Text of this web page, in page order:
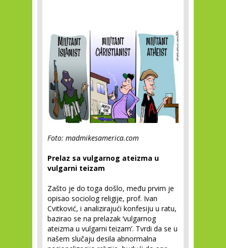
Foto: madmikesamerica.com
Prelaz sa vulgarnog ateizma u
vulgarni teizam
Zašto je do toga došlo, među prvim je
opisao sociolog religije, prof. Ivan
Cvitković, i analizirajući konfesiju u ratu,
bazirao se na prelazak ‘vulgarnog
ateizma u vulgarni teizam’. Tvrdi da se u
našem slučaju desila abnormalna